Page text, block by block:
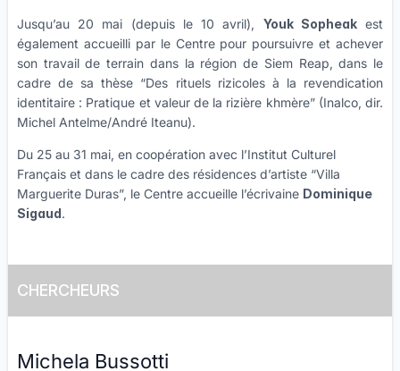
Jusqu’au 20 mai (depuis le 10 avril), Youk Sopheakest
également accueilli par le Centre pour poursuivre et achever
son travail de terrain dans la région de Siem Reap, dans le
cadre de sa thèse “Des rituels rizicoles à la revendication
identitaire : Pratique et valeur de la rizière khmère” (Inalco, dir.
Michel Antelme/André Iteanu).
Du 25 au 31 mai, en coopération avec l’Institut Culturel
Français et dans le cadre des résidences d’artiste “Villa
Marguerite Duras”, le Centre accueille l’écrivaine Dominique
Sigaud.
CHERCHEURS
Michela Bussotti